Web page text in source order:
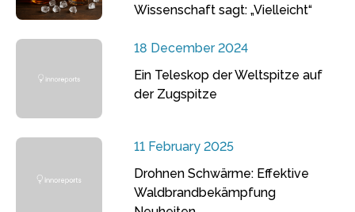
Wissenschaft sagt: „Vielleicht“
18 December 2024
Ein Teleskop der Weltspitze auf
der Zugspitze
11 February 2025
Drohnen Schwärme: Effektive
Waldbrandbekämpfung